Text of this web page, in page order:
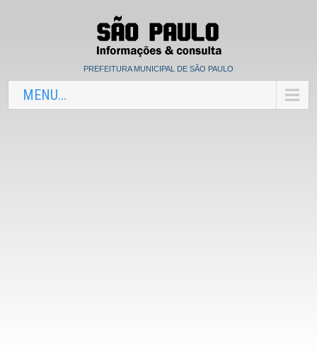
PREFEITURA MUNICIPAL DE SÃO PAULO
MENU...